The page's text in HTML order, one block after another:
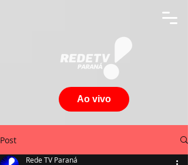
Ao vivo
Post
Rede TV Paraná